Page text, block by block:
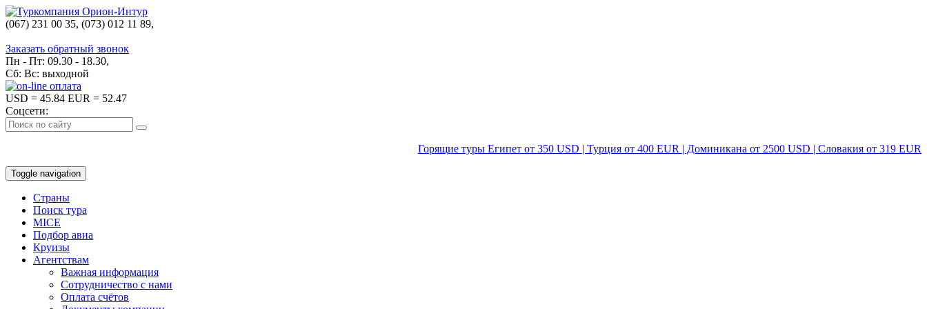
(067) 231 00 35, (073) 012 11 89,
Заказать обратный звонок
Пн - Пт: 09.30 - 18.30,
Сб: Вс: выходной
USD = 45.84 EUR = 52.47
Соцсети:
Горящие туры Египет от 350 USD | Турция от 400 EUR | Доминикана от 2500 USD | Словакия от 319 EUR
Toggle navigation
Страны
Поиск тура
MICE
Подбор авиа
Круизы
Агентствам
Важная информация
Сотрудничество с нами
Оплата счётов